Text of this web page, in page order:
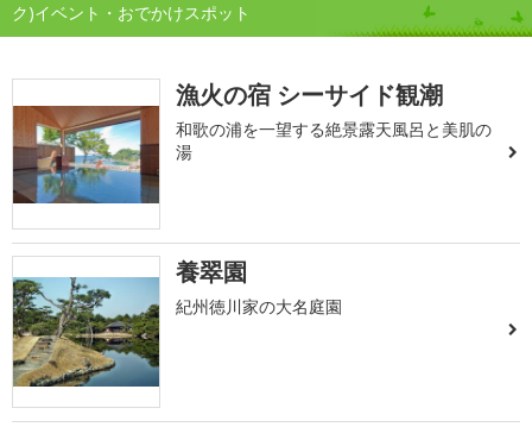
ク)イベント・おでかけスポット
漁火の宿 シーサイド観潮
和歌の浦を一望する絶景露天風呂と美肌の
湯
養翠園
紀州徳川家の大名庭園